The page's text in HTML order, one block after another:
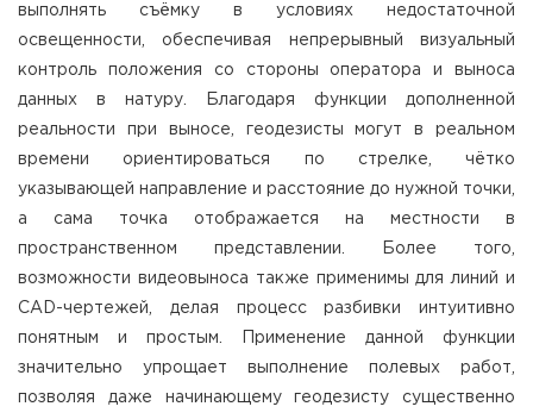
выполнять съёмку в условиях недостаточной
освещенности, обеспечивая непрерывный визуальный
контроль положения со стороны оператора и выноса
данных в натуру. Благодаря функции дополненной
реальности при выносе, геодезисты могут в реальном
времени ориентироваться по стрелке, чётко
указывающей направление и расстояние до нужной точки,
а сама точка отображается на местности в
пространственном представлении. Более того,
возможности видеовыноса также применимы для линий и
CAD-чертежей, делая процесс разбивки интуитивно
понятным и простым. Применение данной функции
значительно упрощает выполнение полевых работ,
позволяя даже начинающему геодезисту существенно